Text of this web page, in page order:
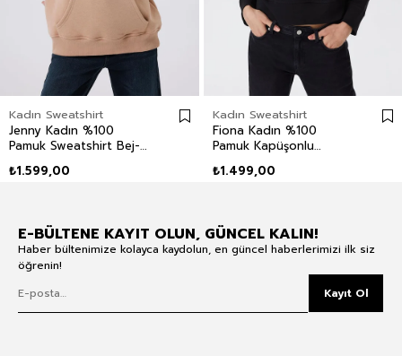
Kadın Sweatshirt
Jenny Kadın %100
Pamuk Sweatshirt Bej-
₺1.599,00
Kadın Sweatshirt
Fiona Kadın %100
Pamuk Kapüşonlu
₺1.499,00
E-BÜLTENE KAYIT OLUN, GÜNCEL KALIN!
Haber bültenimize kolayca kaydolun, en güncel haberlerimizi ilk siz
öğrenin!
Kayıt Ol